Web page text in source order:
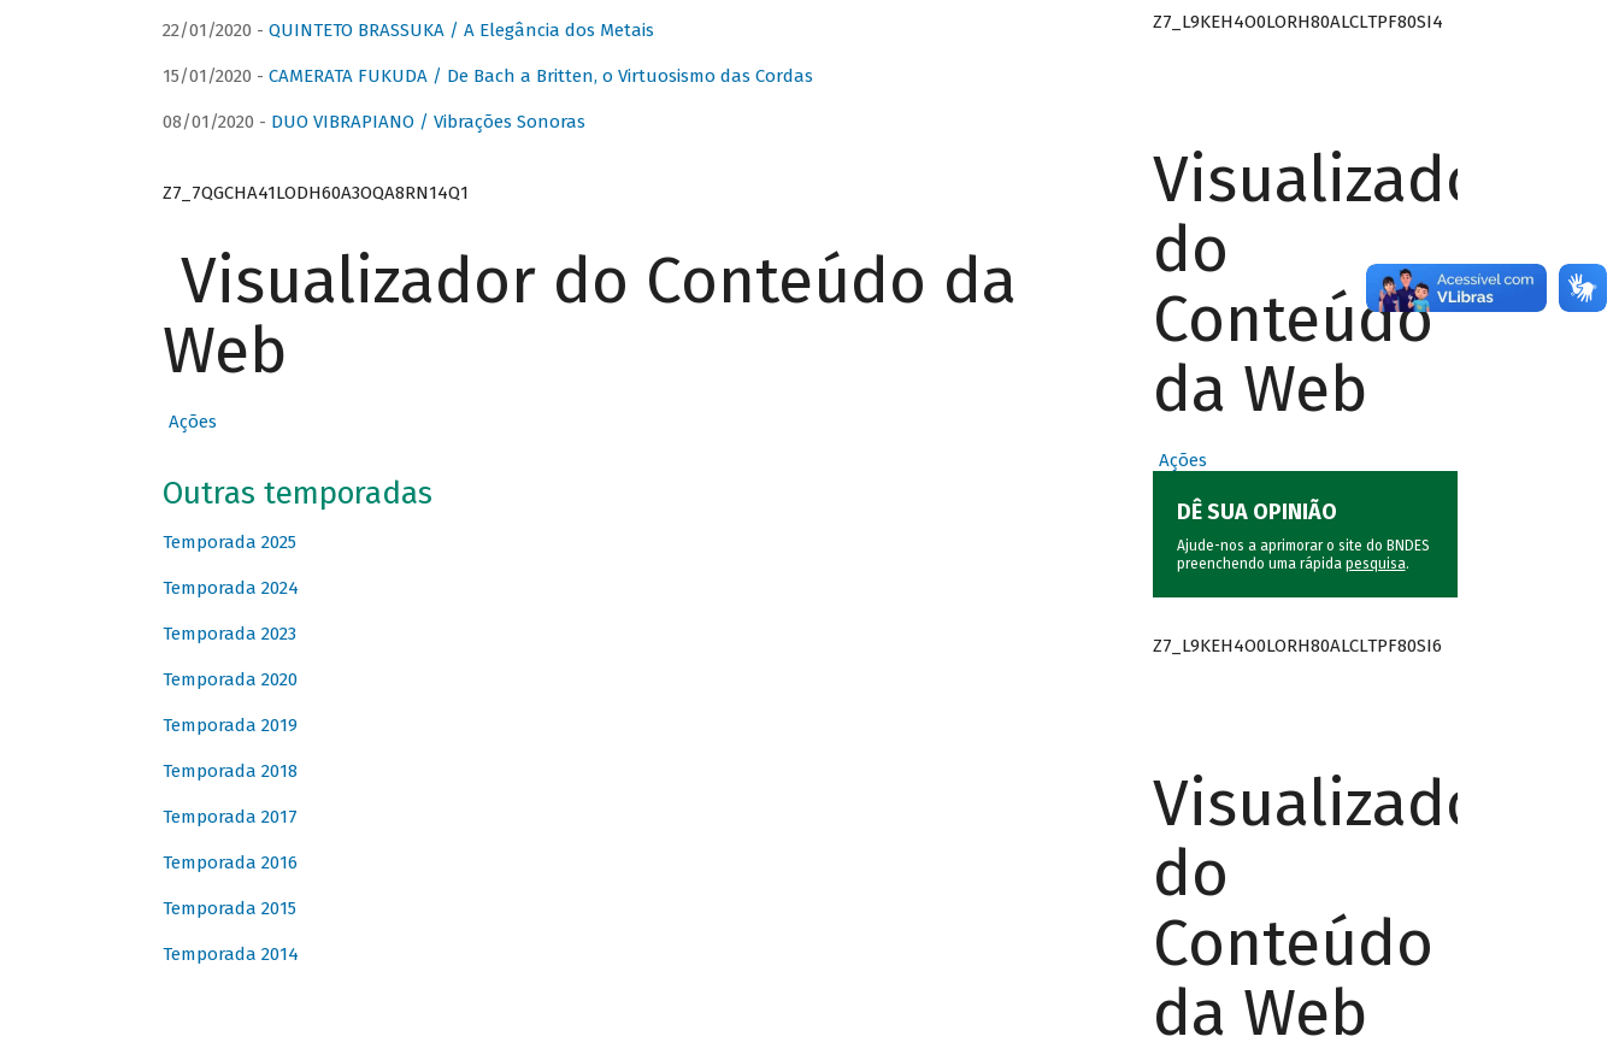
22/01/2020 - QUINTETO BRASSUKA / A Elegância dos Metais
15/01/2020 - CAMERATA FUKUDA / De Bach a Britten, o Virtuosismo das Cordas
08/01/2020 - DUO VIBRAPIANO / Vibrações Sonoras
Z7_7QGCHA41LODH60A3OQA8RN14Q1
Visualizador do Conteúdo da
Web
Ações
Outras temporadas
Temporada 2025
Temporada 2024
Temporada 2023
Temporada 2020
Temporada 2019
Temporada 2018
Temporada 2017
Temporada 2016
Temporada 2015
Temporada 2014
Z7_L9KEH4O0LORH80ALCLTPF80SI4
Visualizador
do
Conteúdo
da Web
Ações
DÊ SUA OPINIÃO
Ajude-nos a aprimorar o site do BNDES
preenchendo uma rápida pesquisa.
Z7_L9KEH4O0LORH80ALCLTPF80SI6
Visualizador
do
Conteúdo
da Web